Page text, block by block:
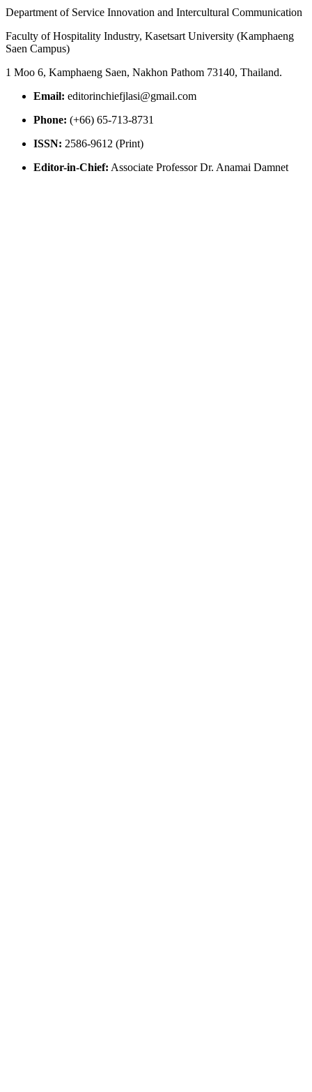
Department of Service Innovation and Intercultural Communication
Faculty of Hospitality Industry, Kasetsart University (Kamphaeng
Saen Campus)
1 Moo 6, Kamphaeng Saen, Nakhon Pathom 73140, Thailand.
Email: editorinchiefjlasi@gmail.com
Phone: (+66) 65-713-8731
ISSN: 2586-9612 (Print)
Editor-in-Chief: Associate Professor Dr. Anamai Damnet